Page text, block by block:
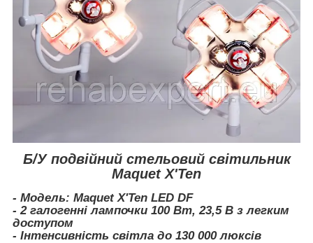
Б/У подвійний стельовий світильник
Maquet X'Ten
- Модель: Maquet X'Ten LED DF
- 2 галогенні лампочки 100 Вт, 23,5 В з легким
доступом
- Інтенсивність світла до 130 000 люксів